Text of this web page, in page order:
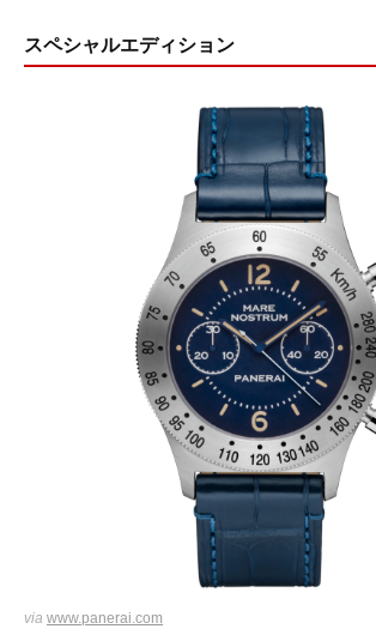
スペシャルエディション
via www.panerai.com